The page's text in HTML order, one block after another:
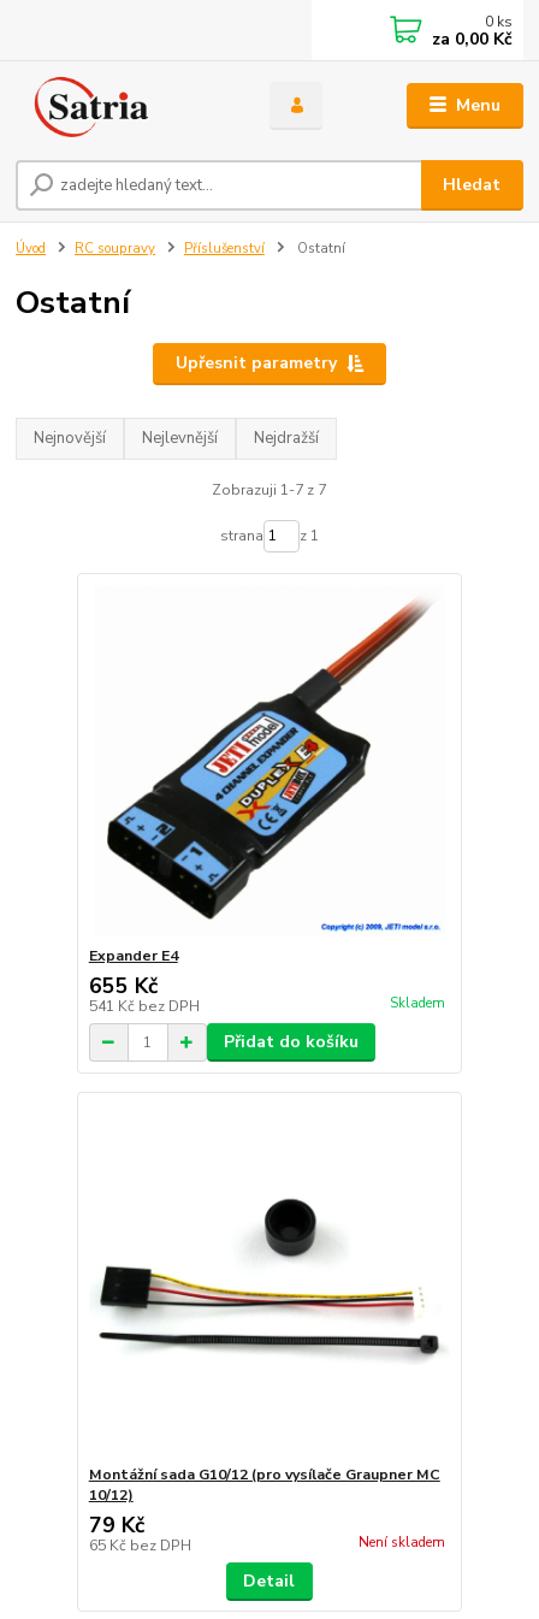
Menu
Hledat
0 ks
za 0,00 Kč
Úvod RC soupravy Příslušenství Ostatní
Ostatní
Upřesnit parametry
Nejnovější Nejlevnější Nejdražší
Zobrazuji 1-7 z 7
strana z 1
Expander E4
655 Kč
541 Kč bez DPH Skladem
Přidat do košíku
Montážní sada G10/12 (pro vysílače Graupner MC
10/12)
79 Kč
65 Kč bez DPH Není skladem
Detail